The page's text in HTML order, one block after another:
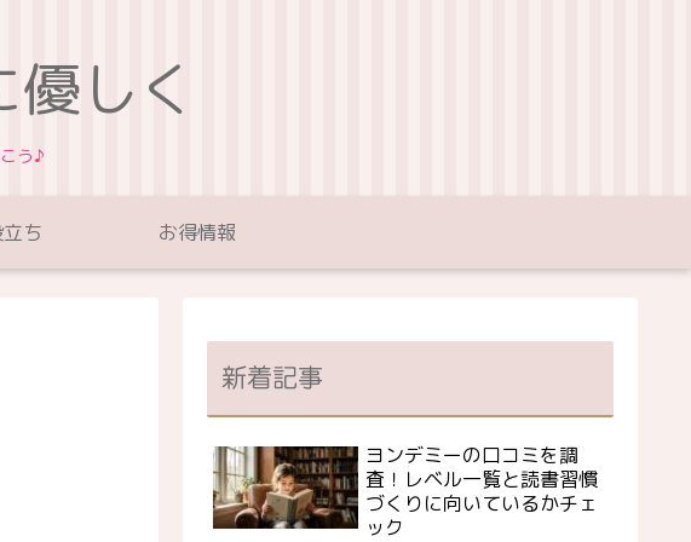
しく
う♪
ち お得情報
新着記事
ヨンデミーの口コミを調
査！レベル一覧と読書習慣
づくりに向いているかチェ
ック